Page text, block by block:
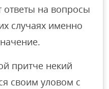
ответы на вопросы
случаях именно
притче некий
своим уловом с